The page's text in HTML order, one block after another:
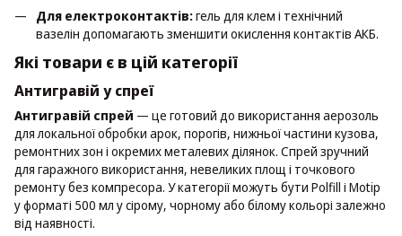
Для електроконтактів:гель для клем і технічний
вазелін допомагають зменшити окислення контактів АКБ.
Які товари є в цій категорії
Антигравій у спреї
Антигравій спрей — це готовий до використання аерозоль
для локальної обробки арок, порогів, нижньої частини кузова,
ремонтних зон і окремих металевих ділянок. Спрей зручний
для гаражного використання, невеликих площ і точкового
ремонту без компресора. У категорії можуть бути Polfill і Motip
у форматі 500 мл у сірому, чорному або білому кольорі залежно
від наявності.